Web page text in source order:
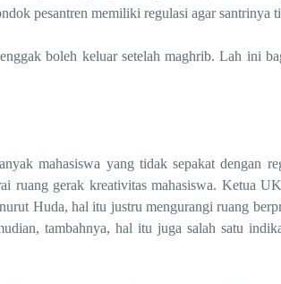
pesantren memiliki regulasi agar santrinya
enggak boleh keluar setelah maghrib. Lah ini
mahasiswa yang tidak sepakat dengan
ruang gerak kreativitas mahasiswa. Ketua
Huda, hal itu justru mengurangi ruang
tambahnya, hal itu juga salah satu